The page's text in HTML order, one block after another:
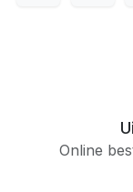
Online